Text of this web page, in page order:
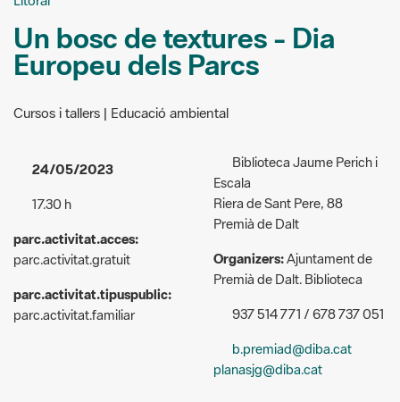
Un bosc de textures - Dia
Europeu dels Parcs
Cursos i tallers | Educació ambiental
24/05/2023
17.30 h
parc.activitat.acces:
parc.activitat.gratuit
parc.activitat.tipuspublic:
parc.activitat.familiar
Biblioteca Jaume Perich i
Escala
Riera de Sant Pere, 88
Premià de Dalt
Organizers:Ajuntament de
Premià de Dalt. Biblioteca
937 514 771 / 678 737 051
b.premiad@diba.cat
planasjg@diba.cat